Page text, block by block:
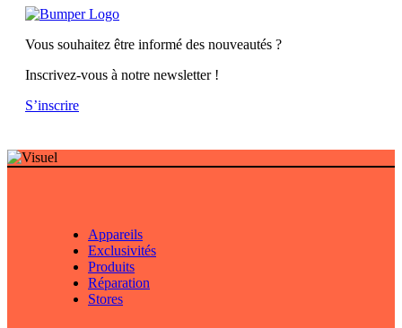
Vous souhaitez être informé des nouveautés ?
Inscrivez-vous à notre newsletter !
S’inscrire
Appareils
Exclusivités
Produits
Réparation
Stores